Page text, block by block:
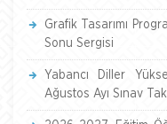
Grafik Tasarımı
Sonu Sergisi
Yabancı Diller
Ağustos Ayı Sınav